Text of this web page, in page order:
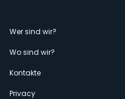
Menù
secondario
Wer sind wir?
Wo sind wir?
Kontakte
Privacy